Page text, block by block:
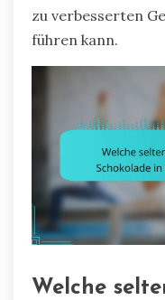
zu verbesserten
führen kann.
Welche